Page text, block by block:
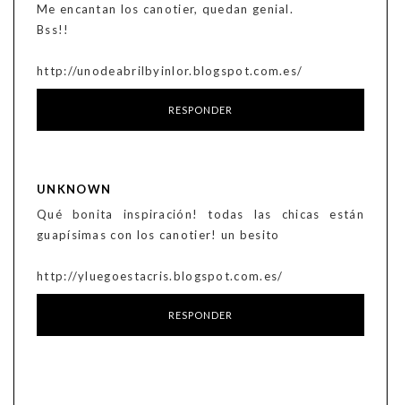
Me encantan los canotier, quedan genial.
Bss!!
http://unodeabrilbyinlor.blogspot.com.es/
RESPONDER
UNKNOWN
Qué bonita inspiración! todas las chicas están
guapísimas con los canotier! un besito
http://yluegoestacris.blogspot.com.es/
RESPONDER